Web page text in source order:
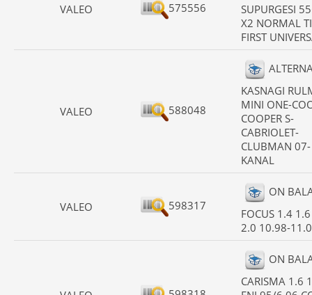
VALEO 575556
SUPURGESI
X2 NORMAL
FIRST
VALEO 588048
KASNAGI
MINI ONE-
COOPER S-
CABRIOLET-
CLUBMAN
KANAL
VALEO 598317
ON
FOCUS 1.4
2.0 10.98-
ON
CARISMA 1.6